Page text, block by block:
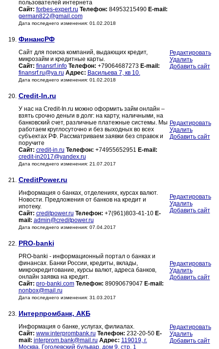
пользователей интернета
Сайт: forbes-expert.ru Телефон: 84953215490 E-mail:
german822@gmail.com
Дата последнего изменения: 01.02.2018
19. ФинансРФ
Сайт для поиска компаний, выдающих кредит,
микрозайм и кредитные карты.
Сайт: finansrf.info Телефон: +79064687273 E-mail:
finansrf.ru@ya.ru Адрес: Васильева 7, кв 10.
Дата последнего изменения: 01.02.2018
Редактировать
Удалить
Добавить сайт
20. Credit-In.ru
У нас на Credit-In.ru можно оформить займ онлайн –
взять срочно деньги в долг: на карту, наличными, на
банковский счет, различные платежные системы. Мы
работаем круглосуточно и без выходных во всех
субъектах РФ. Рассматриваем заявки без справок и
поручите
Сайт: credit-in.ru Телефон: +74955652951 E-mail:
credit-in2017@yandex.ru
Дата последнего изменения: 21.07.2017
Редактировать
Удалить
Добавить сайт
21. CreditPower.ru
Информация о банках, отделениях, курсах валют.
Новости. Предложения от банков на кредит и
ипотеку.
Сайт: creditpower.ru Телефон: +7(961)803-41-10 E-
mail: admin@creditpower.ru
Дата последнего изменения: 07.04.2017
Редактировать
Удалить
Добавить сайт
22. PRO-banki
PRO-banki - информационный портал о банках и
финансах. Банки России, кредиты, вклады,
микрокредитование, курсы валют, адреса банков,
онлайн заявка на кредит.
Сайт: pro-banki.com Телефон: 89090679047 E-mail:
nonbox@mail.ru
Дата последнего изменения: 31.03.2017
Редактировать
Удалить
Добавить сайт
23. Интерпромбанк, АКБ
Информация о банке, услугах, филиалах.
Сайт: www.interprombank.ru Телефон: 232-20-50 E-
mail: interprom.bank@mail.ru Адрес: 119019, г.
Москва, Гоголевский бульвар, дом 9, стр. 1
Редактировать
Удалить
Добавить сайт